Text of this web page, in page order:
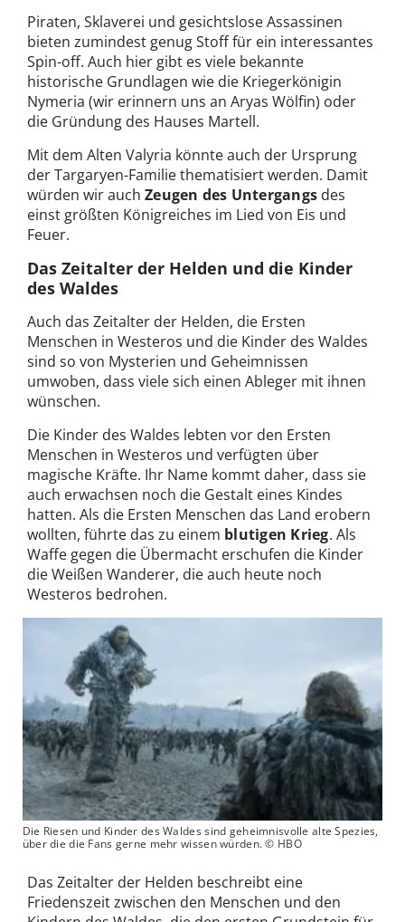
Piraten, Sklaverei und gesichtslose Assassinen
bieten zumindest genug Stoff für ein interessantes
Spin-off. Auch hier gibt es viele bekannte
historische Grundlagen wie die Kriegerkönigin
Nymeria (wir erinnern uns an Aryas Wölfin) oder
die Gründung des Hauses Martell.
Mit dem Alten Valyria könnte auch der Ursprung
der Targaryen-Familie thematisiert werden. Damit
würden wir auch Zeugen des Untergangs des
einst größten Königreiches im Lied von Eis und
Feuer.
Das Zeitalter der Helden und die Kinder
des Waldes
Auch das Zeitalter der Helden, die Ersten
Menschen in Westeros und die Kinder des Waldes
sind so von Mysterien und Geheimnissen
umwoben, dass viele sich einen Ableger mit ihnen
wünschen.
Die Kinder des Waldes lebten vor den Ersten
Menschen in Westeros und verfügten über
magische Kräfte. Ihr Name kommt daher, dass sie
auch erwachsen noch die Gestalt eines Kindes
hatten. Als die Ersten Menschen das Land erobern
wollten, führte das zu einem blutigen Krieg. Als
Waffe gegen die Übermacht erschufen die Kinder
die Weißen Wanderer, die auch heute noch
Westeros bedrohen.
Die Riesen und Kinder des Waldes sind geheimnisvolle alte Spezies,
über die die Fans gerne mehr wissen würden. © HBO
Das Zeitalter der Helden beschreibt eine
Friedenszeit zwischen den Menschen und den